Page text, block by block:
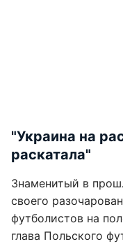
"Украина на
раскатала"
Знаменитый в
своего
футболистов на
глава Польского